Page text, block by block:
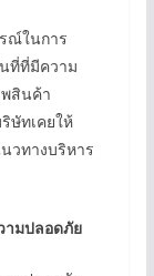
ณ์ในการ
ที่ที่มีความ
สินค้า
ษัทเคยให้
วทางบริหาร
ามปลอดภัย